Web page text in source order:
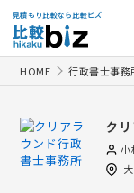
見積もり比較なら比較ビズ
HOME 行政書士事務
ク